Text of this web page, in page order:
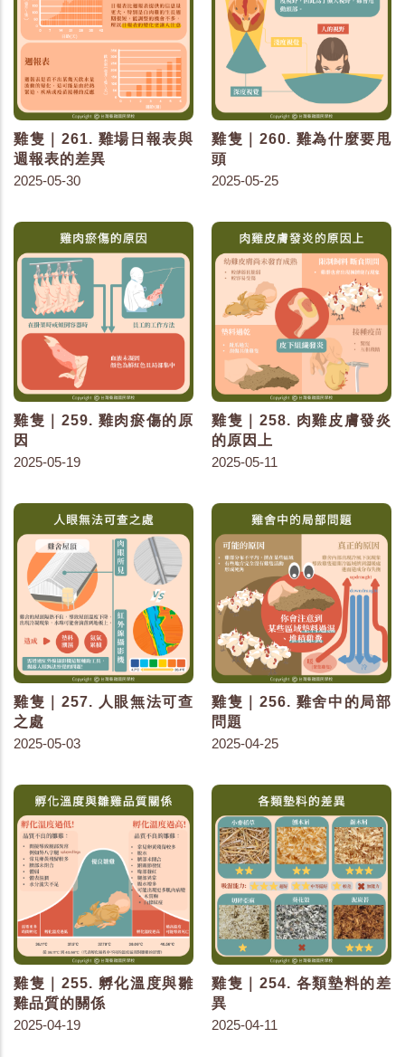
雞隻｜261. 雞場日報表與
週報表的差異
2025-05-30
雞隻｜260. 雞為什麼要甩
頭
2025-05-25
雞隻｜259. 雞肉瘀傷的原
因
2025-05-19
雞隻｜258. 肉雞皮膚發炎
的原因上
2025-05-11
雞隻｜257. 人眼無法可查
之處
2025-05-03
雞隻｜256. 雞舍中的局部
問題
2025-04-25
雞隻｜255. 孵化溫度與雛
雞品質的關係
2025-04-19
雞隻｜254. 各類墊料的差
異
2025-04-11